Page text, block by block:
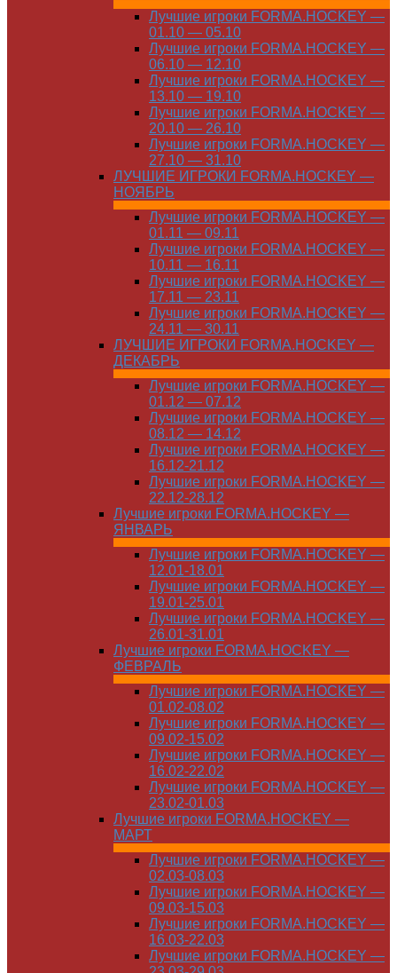
Лучшие игроки FORMA.HOCKEY —
01.10 — 05.10
Лучшие игроки FORMA.HOCKEY —
06.10 — 12.10
Лучшие игроки FORMA.HOCKEY —
13.10 — 19.10
Лучшие игроки FORMA.HOCKEY —
20.10 — 26.10
Лучшие игроки FORMA.HOCKEY —
27.10 — 31.10
ЛУЧШИЕ ИГРОКИ FORMA.HOCKEY —
НОЯБРЬ
Лучшие игроки FORMA.HOCKEY —
01.11 — 09.11
Лучшие игроки FORMA.HOCKEY —
10.11 — 16.11
Лучшие игроки FORMA.HOCKEY —
17.11 — 23.11
Лучшие игроки FORMA.HOCKEY —
24.11 — 30.11
ЛУЧШИЕ ИГРОКИ FORMA.HOCKEY —
ДЕКАБРЬ
Лучшие игроки FORMA.HOCKEY —
01.12 — 07.12
Лучшие игроки FORMA.HOCKEY —
08.12 — 14.12
Лучшие игроки FORMA.HOCKEY —
16.12-21.12
Лучшие игроки FORMA.HOCKEY —
22.12-28.12
Лучшие игроки FORMA.HOCKEY —
ЯНВАРЬ
Лучшие игроки FORMA.HOCKEY —
12.01-18.01
Лучшие игроки FORMA.HOCKEY —
19.01-25.01
Лучшие игроки FORMA.HOCKEY —
26.01-31.01
Лучшие игроки FORMA.HOCKEY —
ФЕВРАЛЬ
Лучшие игроки FORMA.HOCKEY —
01.02-08.02
Лучшие игроки FORMA.HOCKEY —
09.02-15.02
Лучшие игроки FORMA.HOCKEY —
16.02-22.02
Лучшие игроки FORMA.HOCKEY —
23.02-01.03
Лучшие игроки FORMA.HOCKEY —
МАРТ
Лучшие игроки FORMA.HOCKEY —
02.03-08.03
Лучшие игроки FORMA.HOCKEY —
09.03-15.03
Лучшие игроки FORMA.HOCKEY —
16.03-22.03
Лучшие игроки FORMA.HOCKEY —